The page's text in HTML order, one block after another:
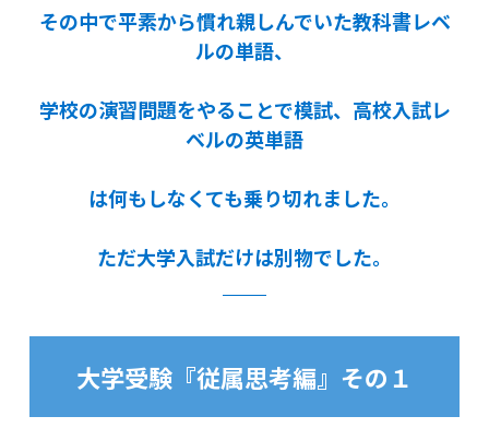
その中で平素から慣れ親しんでいた教科書レベ
ルの単語、
学校の演習問題をやることで模試、高校入試レ
ベルの英単語
は何もしなくても乗り切れました。
ただ大学入試だけは別物でした。
大学受験『従属思考編』その１